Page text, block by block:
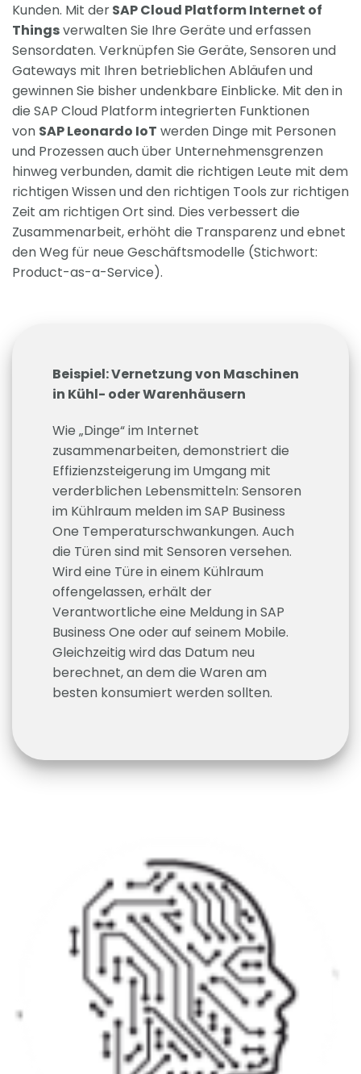
Kunden. Mit derSAP Cloud Platform Internet of
Thingsverwalten Sie Ihre Geräte und erfassen
Sensordaten. Verknüpfen Sie Geräte, Sensoren und
Gateways mit Ihren betrieblichen Abläufen und
gewinnen Sie bisher undenkbare Einblicke. Mit den in
die SAP Cloud Platform integrierten Funktionen
von SAP Leonardo IoT werden Dinge mit Personen
und Prozessen auch über Unternehmensgrenzen
hinweg verbunden, damit die richtigen Leute mit dem
richtigen Wissen und den richtigen Tools zur richtigen
Zeit am richtigen Ort sind. Dies verbessert die
Zusammenarbeit, erhöht die Transparenz und ebnet
den Weg für neue Geschäftsmodelle (Stichwort:
Product-as-a-Service).
Beispiel: Vernetzung von Maschinen
in Kühl- oder Warenhäusern
Wie „Dinge“ im Internet
zusammenarbeiten, demonstriert die
Effizienzsteigerung im Umgang mit
verderblichen Lebensmitteln: Sensoren
im Kühlraum melden im SAP Business
One Temperaturschwankungen. Auch
die Türen sind mit Sensoren versehen.
Wird eine Türe in einem Kühlraum
offengelassen, erhält der
Verantwortliche eine Meldung in SAP
Business One oder auf seinem Mobile.
Gleichzeitig wird das Datum neu
berechnet, an dem die Waren am
besten konsumiert werden sollten.